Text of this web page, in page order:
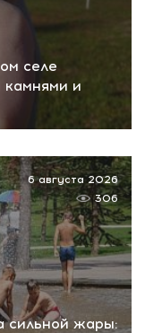
селе
камнями и
сильной жары:
6 августа 2026
306